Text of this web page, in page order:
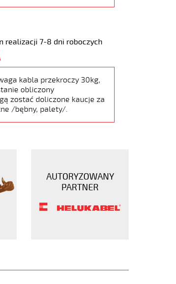
realizacji 7-8 dni roboczych
kabla przekroczy 30kg,
obliczony
zostać doliczone kaucje za
/bębny, palety/.
AUTORYZOWANY
PARTNER